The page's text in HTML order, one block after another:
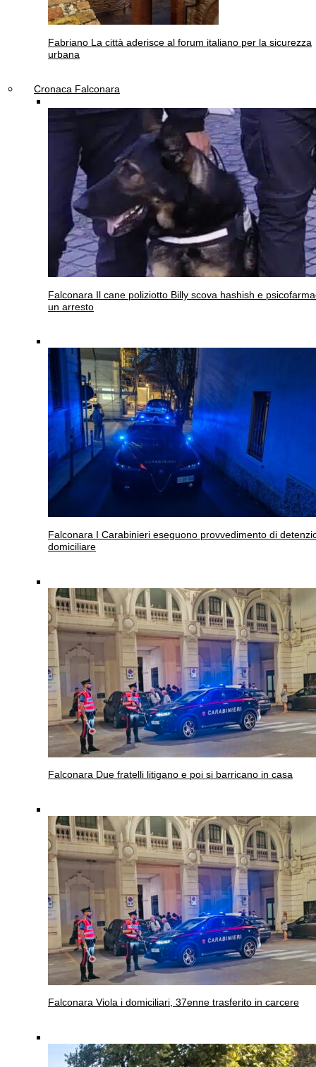
Fabriano La città aderisce al forum italiano per la sicurezza
urbana
Cronaca Falconara
Falconara
Il cane poliziotto Billy scova hashish e
un arresto
Falconara
I Carabinieri eseguono provvedimento di
domiciliare
Falconara Due fratelli litigano e poi si barricano in casa
Falconara Viola i domiciliari, 37enne trasferito in carcere